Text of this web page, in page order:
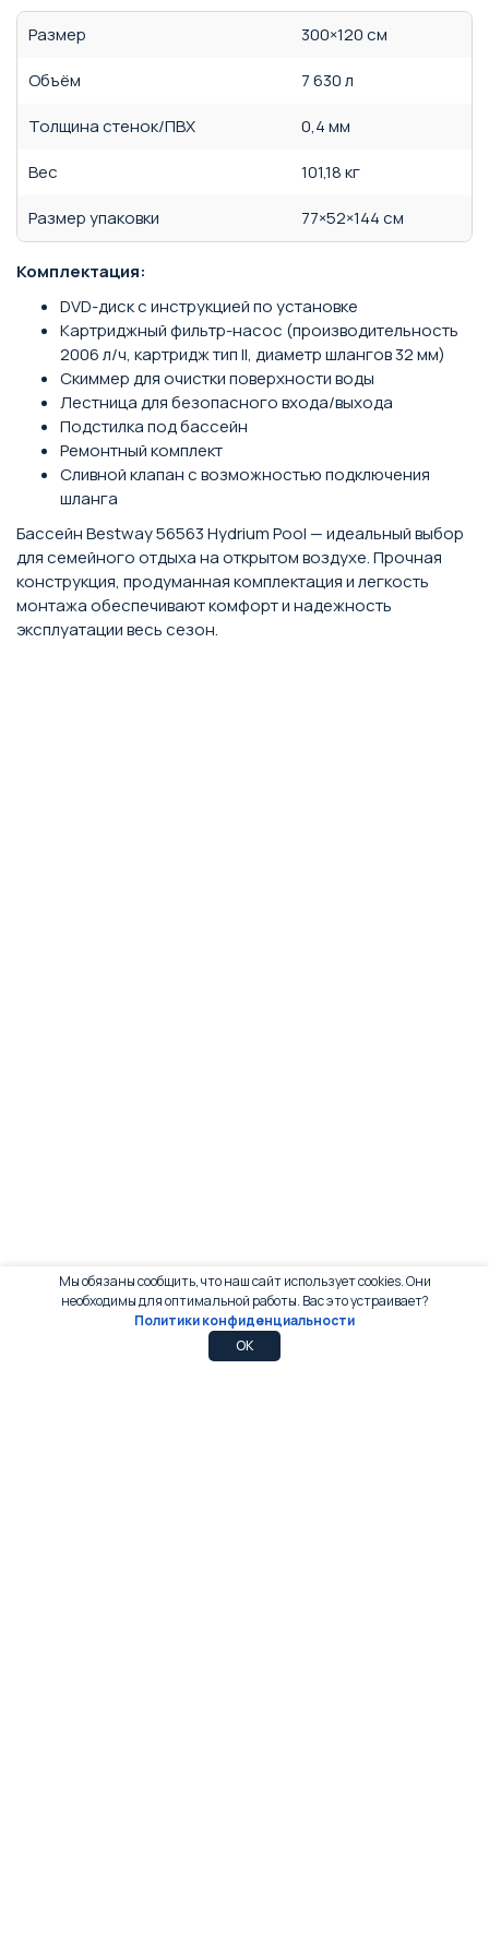
Размер
300×120 см
Объём
7 630 л
Толщина стенок/ПВХ
0,4 мм
Вес
101,18 кг
Размер упаковки
77×52×144 см
Комплектация:
DVD-диск с инструкцией по установке
Картриджный фильтр-насос (производительность
2006 л/ч, картридж тип II, диаметр шлангов 32 мм)
Скиммер для очистки поверхности воды
Лестница для безопасного входа/выхода
Подстилка под бассейн
Ремонтный комплект
Сливной клапан с возможностью подключения
шланга
Бассейн Bestway 56563 Hydrium Pool — идеальный выбор
для семейного отдыха на открытом воздухе. Прочная
конструкция, продуманная комплектация и легкость
монтажа обеспечивают комфорт и надежность
эксплуатации весь сезон.
Мы обязаны сообщить, что наш сайт использует cookies. Они
необходимы для оптимальной работы. Вас это устраивает?
Политики конфиденциальности
OK